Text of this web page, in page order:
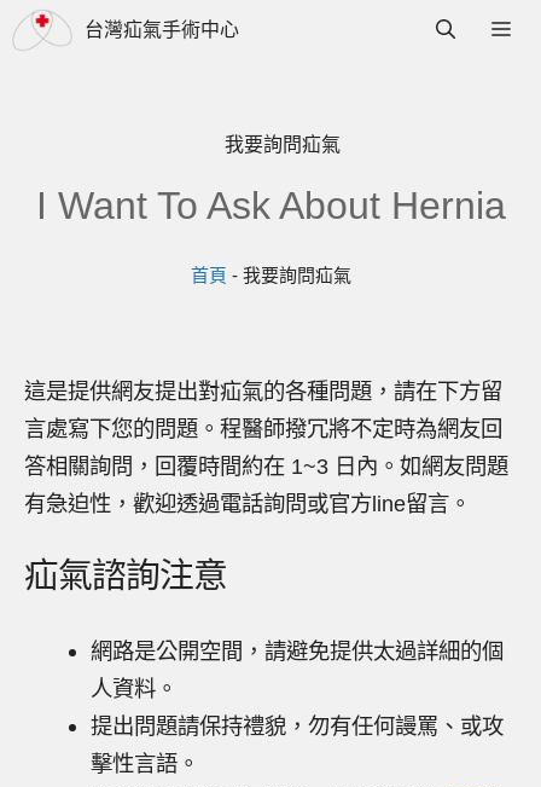
跳
至
台灣疝氣手術中心 選
我要詢問疝氣
I Want To Ask About Hernia
首頁 - 我要詢問疝氣
這是提供網友提出對疝氣的各種問題，請在下方留
言處寫下您的問題。程醫師撥冗將不定時為網友回
答相關詢問，回覆時間約在 1~3 日內。如網友問題
有急迫性，歡迎透過電話詢問或官方line留言。
疝氣諮詢注意
網路是公開空間，請避免提供太過詳細的個
人資料。
提出問題請保持禮貌，勿有任何謾罵、或攻
擊性言語。